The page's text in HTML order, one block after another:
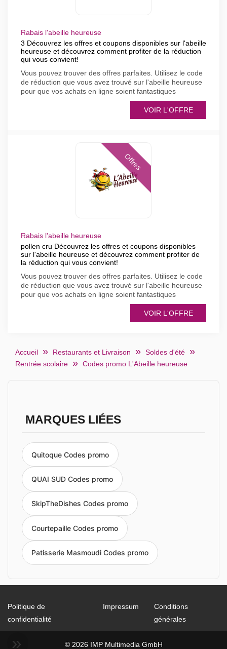
Rabais l'abeille heureuse
3 Découvrez les offres et coupons disponibles sur l'abeille
heureuse et découvrez comment profiter de la réduction
qui vous convient!
Vous pouvez trouver des offres parfaites. Utilisez le code
de réduction que vous avez trouvé sur l'abeille heureuse
pour que vos achats en ligne soient fantastiques
VOIR L'OFFRE
Offres
Rabais l'abeille heureuse
pollen cru Découvrez les offres et coupons disponibles
sur l'abeille heureuse et découvrez comment profiter de
la réduction qui vous convient!
Vous pouvez trouver des offres parfaites. Utilisez le code
de réduction que vous avez trouvé sur l'abeille heureuse
pour que vos achats en ligne soient fantastiques
VOIR L'OFFRE
Accueil Restaurants et Livraison
Soldes d'été
Rentrée scolaire
Codes promo L'Abeille heureuse
MARQUES LIÉES
Quitoque Codes promo
QUAI SUD Codes promo
SkipTheDishes Codes promo
Courtepaille Codes promo
Patisserie Masmoudi Codes promo
Politique de
confidentialité
Impressum
Conditions
générales
© 2026 IMP Multimedia GmbH